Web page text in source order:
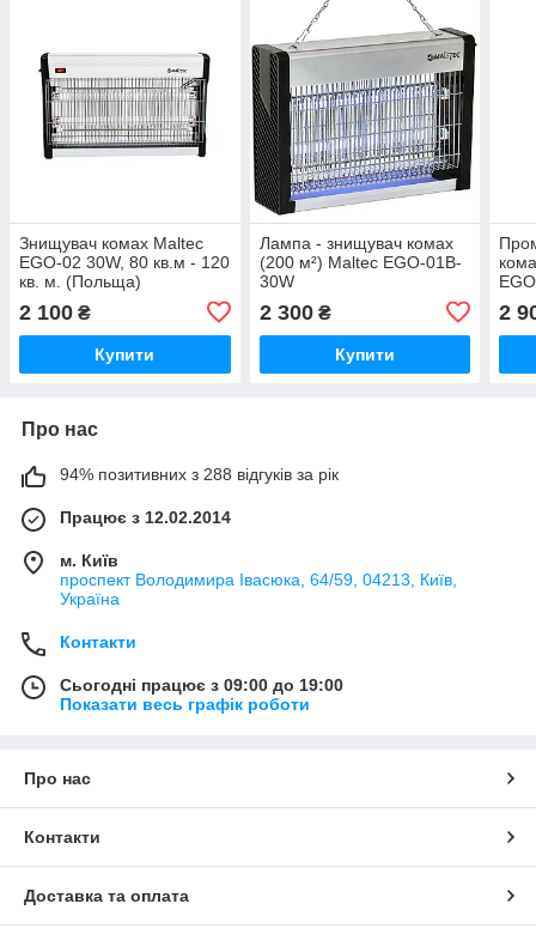
Знищувач комах Maltec
EGO-02 30W, 80 кв.м - 120
кв. м. (Польща)
2 100 ₴
Купити
Лампа - знищувач комах
(200 м²) Maltec EGO-01B-
30W
2 300₴
Купити
2
Про нас
94% позитивних з 288 відгуків за рік
Працює з 12.02.2014
м. Київ
проспект Володимира Івасюка, 64/59, 04213, Київ,
Україна
Контакти
Сьогодні працює з 09:00 до 19:00
Показати весь графік роботи
Про нас
Контакти
Доставка та оплата